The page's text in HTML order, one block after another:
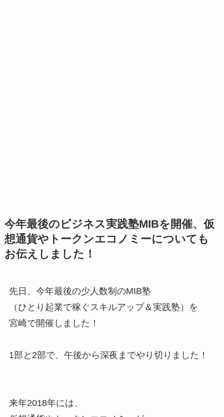
今年最後のビジネス実践塾MIBを開催、仮
想通貨やトークンエコノミーについても
お伝えしました！
先日、今年最後の少人数制のMIB塾
（ひとり起業で稼ぐスキルアップ＆実践塾）を
宮崎で開催しました！
1部と2部で、午後から深夜までやり切りました！
来年2018年には、